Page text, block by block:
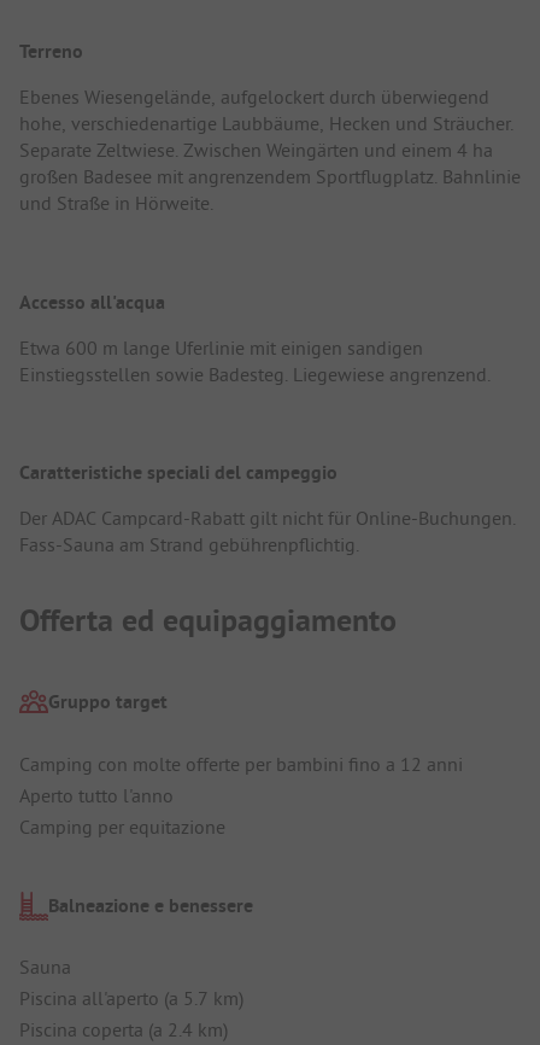
Terreno
Ebenes Wiesengelände, aufgelockert durch überwiegend
hohe, verschiedenartige Laubbäume, Hecken und Sträucher.
Separate Zeltwiese. Zwischen Weingärten und einem 4 ha
großen Badesee mit angrenzendem Sportflugplatz. Bahnlinie
und Straße in Hörweite.
Accesso all'acqua
Etwa 600 m lange Uferlinie mit einigen sandigen
Einstiegsstellen sowie Badesteg. Liegewiese angrenzend.
Caratteristiche speciali del campeggio
Der ADAC Campcard-Rabatt gilt nicht für Online-Buchungen.
Fass-Sauna am Strand gebührenpflichtig.
Offerta ed equipaggiamento
Gruppo target
Camping con molte offerte per bambini fino a 12 anni
Aperto tutto l'anno
Camping per equitazione
Balneazione e benessere
Sauna
Piscina all'aperto (a 5.7 km)
Piscina coperta (a 2.4 km)